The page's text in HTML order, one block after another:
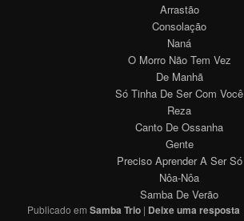
Arrastão
Consolação
Naná
O Morro Não Tem Vez
De Manhã
Só Tinha De Ser Com Você
Reza
Canto De Ossanha
Gente
Preciso Aprender A Ser Só
Nôa-Nôa
Samba De Verão
Publicado em Samba Trio | Deixe uma resposta